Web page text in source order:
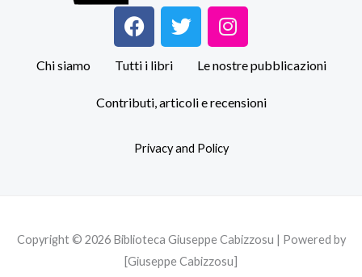
F
a
c
e
b
k
T
w
t
I
n
s
t
a
a
Chi siamo Tutti i libri Le nostre pubblicazioni
Contributi, articoli e recensioni
Privacy and Policy
Copyright © 2026 Biblioteca Giuseppe Cabizzosu | Powered by
[Giuseppe Cabizzosu]